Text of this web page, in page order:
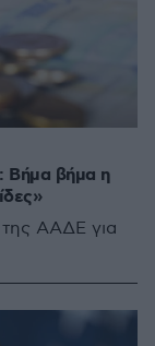
Βήμα βήμα η
ΑΑΔΕ για